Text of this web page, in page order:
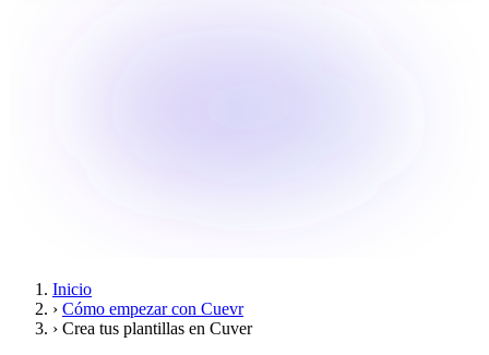
Inicio
› Cómo empezar con Cuevr
› Crea tus plantillas en Cuver